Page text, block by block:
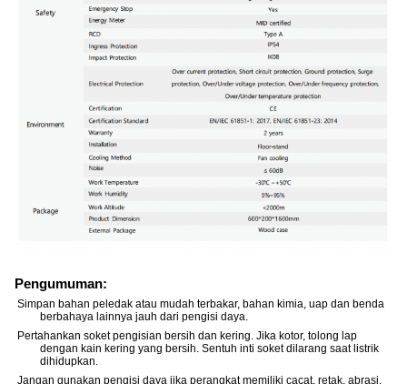
Pengumuman:
Simpan bahan peledak atau mudah terbakar, bahan kimia, uap dan benda
berbahaya lainnya jauh dari pengisi daya.
Pertahankan soket pengisian bersih dan kering. Jika kotor, tolong lap
dengan kain kering yang bersih. Sentuh inti soket dilarang saat listrik
dihidupkan.
Jangan gunakan pengisi daya jika perangkat memiliki cacat, retak, abrasi,